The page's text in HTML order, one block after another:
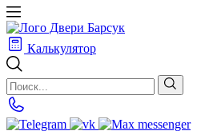
Калькулятор